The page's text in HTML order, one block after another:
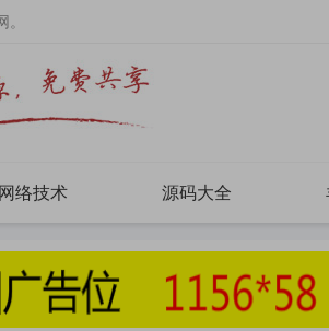
网络技术 源码大全